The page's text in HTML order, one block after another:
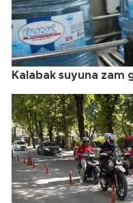
Kalabak suyuna zam